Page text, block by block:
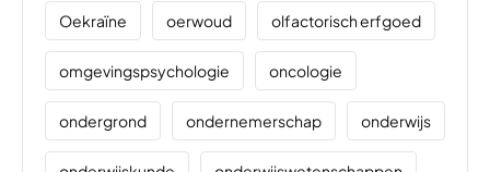
Oekraïne oerwoud olfactorisch erfgoed
omgevingspsychologie oncologie
ondergrond ondernemerschap onderwijs